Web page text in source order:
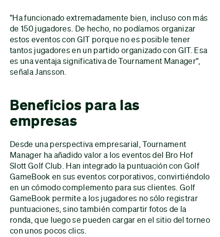
"Ha funcionado extremadamente bien, incluso con más
de 150 jugadores. De hecho, no podíamos organizar
estos eventos con GIT porque no es posible tener
tantos jugadores en un partido organizado con GIT. Esa
es una ventaja significativa de Tournament Manager",
señala Jansson.
Beneficios para las
empresas
Desde una perspectiva empresarial, Tournament
Manager ha añadido valor a los eventos del Bro Hof
Slott Golf Club. Han integrado la puntuación con Golf
GameBook en sus eventos corporativos, convirtiéndolo
en un cómodo complemento para sus clientes. Golf
GameBook permite a los jugadores no sólo registrar
puntuaciones, sino también compartir fotos de la
ronda, que luego se pueden cargar en el sitio del torneo
con unos pocos clics.